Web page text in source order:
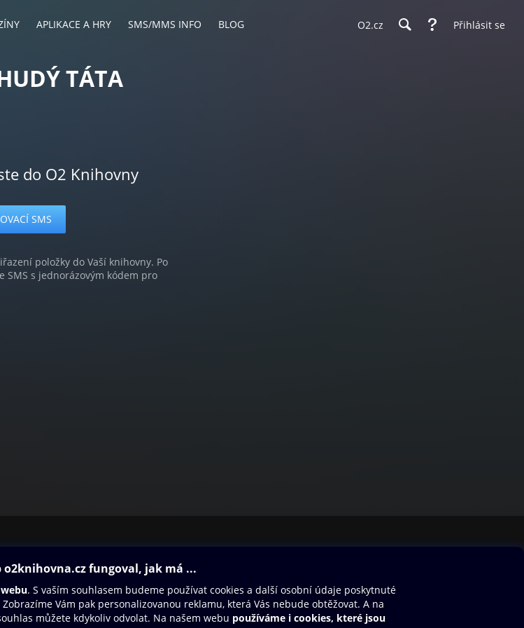
APLIKACE A HRY SMS/MMS INFO BLOG O2.cz Přihlásit se
TÁTA
do O2 Knihovny
položky do Vaší knihovny. Po
s jednorázovým kódem pro